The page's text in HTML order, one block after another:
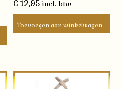
€ 12,95 incl. btw
Toevoegen aan winkelwagen